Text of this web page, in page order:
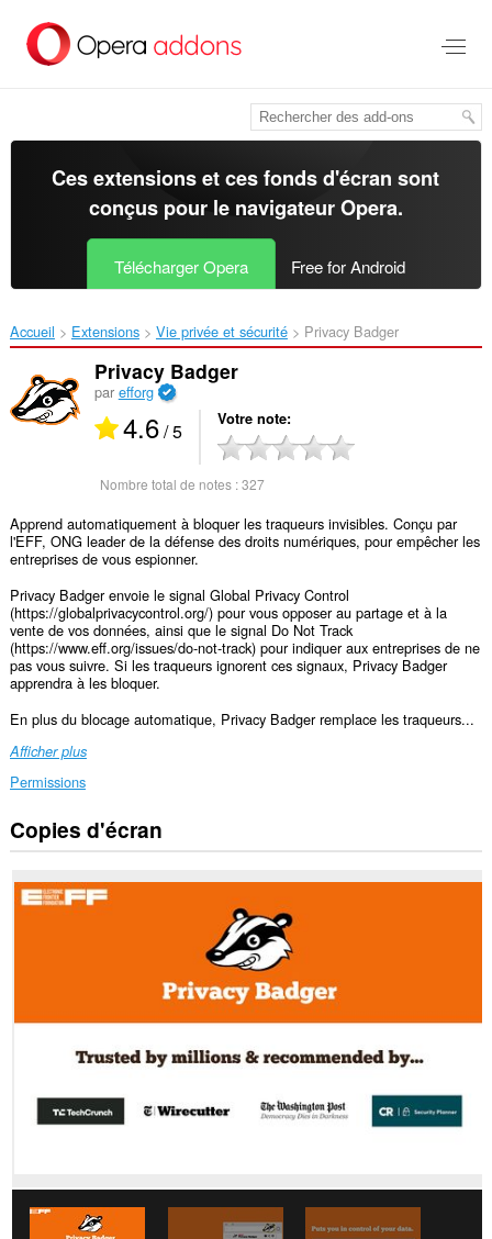
contenu
Ces extensions et ces fonds d'écran sont
conçus pour le navigateur Opera.
Télécharger Opera Free for Android
Accueil Extensions Vie privée et sécurité Privacy Badger‎
Privacy Badger
par efforg
4.6/ 5 Votre note
Nombre total de notes :327
Apprend automatiquement à bloquer les traqueurs invisibles. Conçu par
l'EFF, ONG leader de la défense des droits numériques, pour empêcher les
entreprises de vous espionner.
Privacy Badger envoie le signal Global Privacy Control
(https://globalprivacycontrol.org/) pour vous opposer au partage et à la
vente de vos données, ainsi que le signal Do Not Track
(https://www.eff.org/issues/do-not-track) pour indiquer aux entreprises de ne
pas vous suivre. Si les traqueurs ignorent ces signaux, Privacy Badger
apprendra à les bloquer.
En plus du blocage automatique, Privacy Badger remplace les traqueurs...
Afficher plus
Permissions
Cette
extension
accéder
à
accéder
Copies d'écran